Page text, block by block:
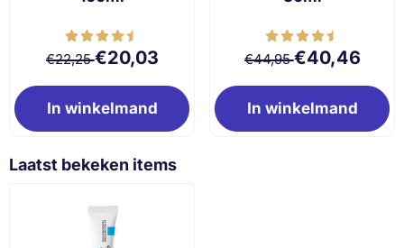
Van 22,25 voor 20,03
€22,25€20,03
In winkelmand
Van 44,95 voor
€44,95€40,46
In winkelmand
Laatst bekeken items